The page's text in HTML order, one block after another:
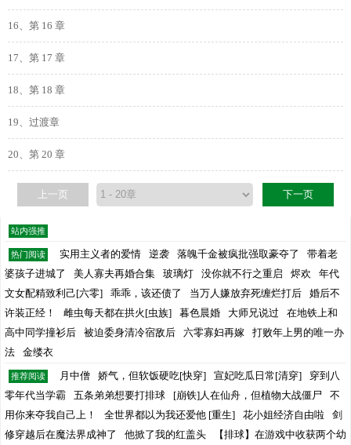
16、第 16 章
17、第 17 章
18、第 18 章
19、过渡章
20、第 20 章
上一页 下一页
站内强推
热门阅读 实用主义者的爱情 逆袭 落魄千金被疯批强取豪夺了
带着老
婆孩子进城了
美人寡夫再婚合集 玻璃灯 没你就不行之重启 烬欢
年代
文女配精致利己[六零]
乖乖，该还债了 当万人嫌放弃死缠烂打后
婚后不
许装正经！
雌虫每天都在拱火[虫族] 暮色晨婚 大师兄说过
在地铁上和
高中同学撞衫后
被迫委身清冷宿敌后 六零寡妇再嫁
打败年上男的唯一办
法
金缕衣
推荐阅读 月中僧 娇气，但软饭硬吃[快穿] 宣妃吃瓜日常[清穿]
穿到八
零年代当学霸
五条弟弟想要打排球 [崩铁]人在仙舟，但植物大战僵尸
不
用你来夺我自己上！
全世界都以为我还爱他 [重生] 花小姐经济自由啦
剑
修穿越后在魔法界成神了
他掀了我的红盖头 【排球】在游戏中收获两个幼